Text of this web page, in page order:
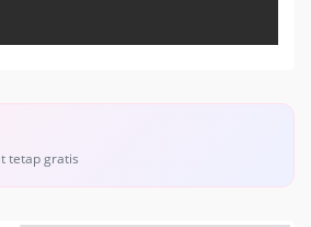
tetap gratis